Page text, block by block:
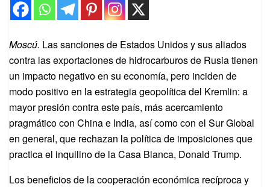
Moscú. Las sanciones de Estados Unidos y sus aliados
contra las exportaciones de hidrocarburos de Rusia tienen
un impacto negativo en su economía, pero inciden de
modo positivo en la estrategia geopolítica del Kremlin: a
mayor presión contra este país, más acercamiento
pragmático con China e India, así como con el Sur Global
en general, que rechazan la política de imposiciones que
practica el inquilino de la Casa Blanca, Donald Trump.
Los beneficios de la cooperación económica recíproca y